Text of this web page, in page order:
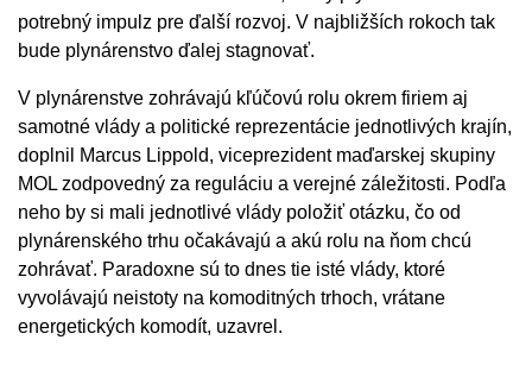
potrebný impulz pre ďalší rozvoj. V najbližších rokoch tak
bude plynárenstvo ďalej stagnovať.
V plynárenstve zohrávajú kľúčovú rolu okrem firiem aj
samotné vlády a politické reprezentácie jednotlivých krajín,
doplnil Marcus Lippold, viceprezident maďarskej skupiny
MOL zodpovedný za reguláciu a verejné záležitosti. Podľa
neho by si mali jednotlivé vlády položiť otázku, čo od
plynárenského trhu očakávajú a akú rolu na ňom chcú
zohrávať. Paradoxne sú to dnes tie isté vlády, ktoré
vyvolávajú neistoty na komoditných trhoch, vrátane
energetických komodít, uzavrel.